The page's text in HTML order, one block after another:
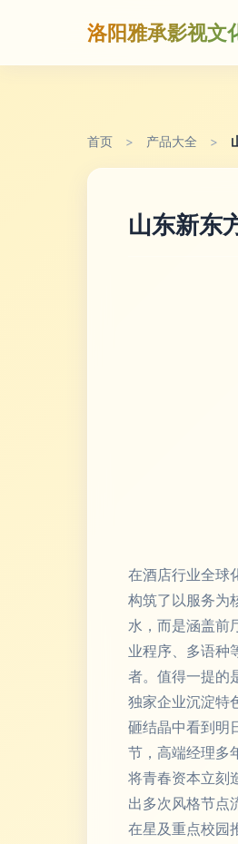
洛阳雅承影视文
首页 > 产品大全 >
山东新东
在酒店行业全球
构筑了以服务为
水，而是涵盖前
业程序、多语种
者。值得一提的
独家企业沉淀特
砸结晶中看到明
节，高端经理多
将青春资本立刻
出多次风格节点
在星及重点校园